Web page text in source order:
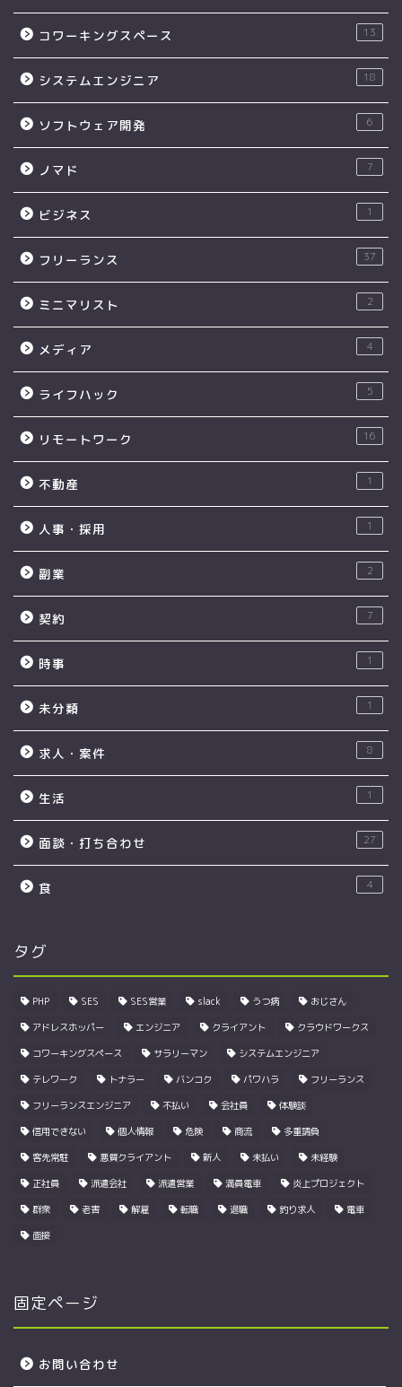
コワーキングスペース 13
システムエンジニア 18
ソフトウェア開発 6
ノマド 7
ビジネス 1
フリーランス 37
ミニマリスト 2
メディア 4
ライフハック 5
リモートワーク 16
不動産 1
人事・採用 1
副業 2
契約 7
時事 1
未分類 1
求人・案件 8
生活 1
面談・打ち合わせ 27
食 4
タグ
PHP SES SES営業 slack うつ病 おじさん
アドレスホッパー エンジニア クライアント クラウドワークス
コワーキングスペース サラリーマン システムエンジニア
テレワーク トナラー バンコク パワハラ フリーランス
フリーランスエンジニア 不払い 会社員 体験談
信用できない 個人情報 危険 商流 多重請負
客先常駐 悪質クライアント 新人 未払い 未経験
正社員 派遣会社 派遣営業 満員電車 炎上プロジェクト
群衆 老害 解雇 転職 退職 釣り求人 電車
面接
固定ページ
お問い合わせ